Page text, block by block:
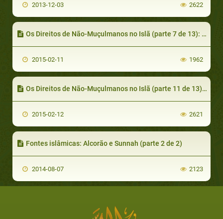
2013-12-03 2622
Os Direitos de Não-Muçulmanos no Islã (parte 7 de 13): O Direito de Seguirem suas Leis Religiosas
2015-02-11 1962
Os Direitos de Não-Muçulmanos no Islã (parte 11 de 13): Bom Tratamento
2015-02-12 2621
Fontes islâmicas: Alcorão e Sunnah (parte 2 de 2)
2014-08-07 2123